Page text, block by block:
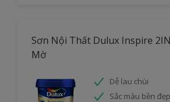
Sơn Nội Thất Dulux Inspire
Mờ
Dễ lau chùi
Sắc màu bền đẹp